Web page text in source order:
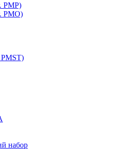
PMP)
PMO)
набор